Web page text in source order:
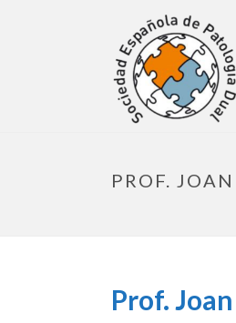
PROF.
Prof.